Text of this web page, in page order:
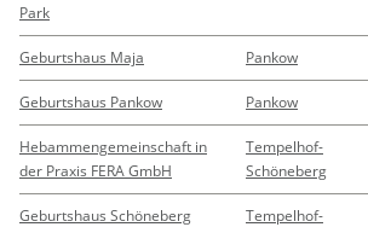
Park
Geburtshaus Maja Pankow
Geburtshaus Pankow Pankow
Hebammengemeinschaft in
der Praxis FERA GmbH
Tempelhof-
Schöneberg
Geburtshaus Schöneberg
Tempelhof-